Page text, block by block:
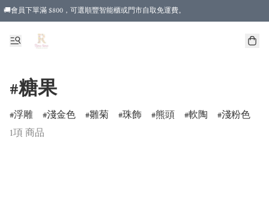
🚚會員下單滿 $800，可選順豐智能櫃或門市自取免運費。
#糖果
浮雕 淺金色 雛菊 珠飾 熊頭 軟陶 淺粉色
1項 商品